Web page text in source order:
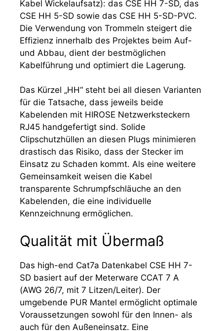
Kabel Wickelaufsatz): das CSE HH 7-SD, das
CSE HH 5-SD sowie das CSE HH 5-SD-PVC.
Die Verwendung von Trommeln steigert die
Effizienz innerhalb des Projektes beim Auf-
und Abbau, dient der bestmöglichen
Kabelführung und optimiert die Lagerung.
Das Kürzel „HH“ steht bei all diesen Varianten
für die Tatsache, dass jeweils beide
Kabelenden mit HIROSE Netzwerksteckern
RJ45 handgefertigt sind. Solide
Clipschutzhüllen an diesen Plugs minimieren
drastisch das Risiko, dass der Stecker im
Einsatz zu Schaden kommt. Als eine weitere
Gemeinsamkeit weisen die Kabel
transparente Schrumpfschläuche an den
Kabelenden, die eine individuelle
Kennzeichnung ermöglichen.
Qualität mit Übermaß
Das high-end Cat7a Datenkabel CSE HH 7-
SD basiert auf der Meterware CCAT 7 A
(AWG 26/7, mit 7 Litzen/Leiter). Der
umgebende PUR Mantel ermöglicht optimale
Voraussetzungen sowohl für den Innen- als
auch für den Außeneinsatz. Eine